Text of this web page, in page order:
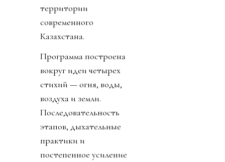
территории
современного
Казахстана.
Программа построена
вокруг идеи четырех
стихий — огня, воды,
воздуха и земли.
Последовательность
этапов, дыхательные
практики и
постепенное усиление